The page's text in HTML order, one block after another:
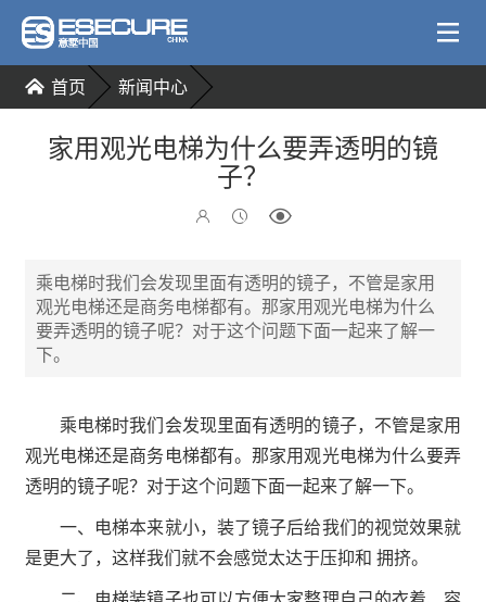
首页 新闻中心
家用观光电梯为什么要弄透明的镜
子？
乘电梯时我们会发现里面有透明的镜子，不管是家用
观光电梯还是商务电梯都有。那家用观光电梯为什么
要弄透明的镜子呢？对于这个问题下面一起来了解一
下。
乘电梯时我们会发现里面有透明的镜子，不管是家用
观光电梯还是商务电梯都有。那家用观光电梯为什么要弄
透明的镜子呢？对于这个问题下面一起来了解一下。
一、电梯本来就小，装了镜子后给我们的视觉效果就
是更大了，这样我们就不会感觉太达于压抑和 拥挤。